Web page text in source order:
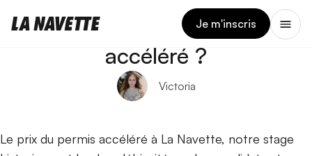
Je m'inscris
Quel est le prix du permis
accéléré ?
Victoria
Le prix du permis accéléré à La Navette, notre stage